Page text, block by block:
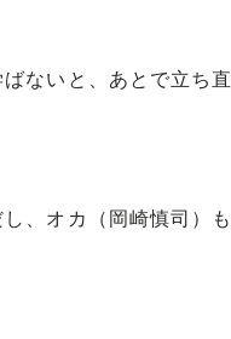
ないと、あとで立ち直
、オカ（岡崎慎司）も